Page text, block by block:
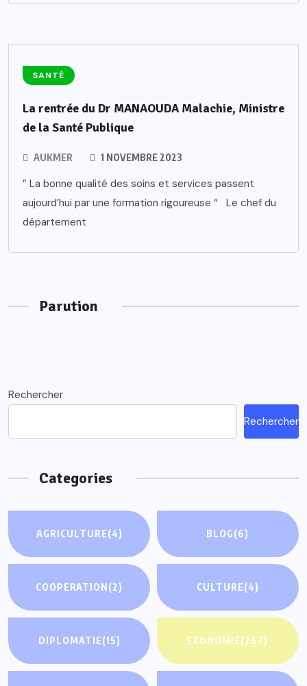
SANTÉ
La rentrée du Dr MANAOUDA Malachie, Ministre
de la Santé Publique
AUKMER 1 NOVEMBRE 2023
” La bonne qualité des soins et services passent
aujourd’hui par une formation rigoureuse “ Le chef du
département
Parution
Rechercher
Rechercher
Categories
AGRICULTURE(4) BLOG(6)
COOPERATION(2) CULTURE(4)
DIPLOMATIE(15) ECONOMIE(267)